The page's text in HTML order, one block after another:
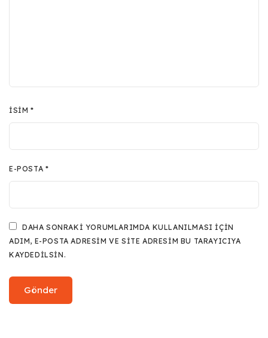
İSIM*
E-POSTA *
DAHA SONRAKI YORUMLARIMDA KULLANILMASI IÇIN
ADIM, E-POSTA ADRESIM VE SITE ADRESIM BU TARAYICIYA
KAYDEDILSIN.